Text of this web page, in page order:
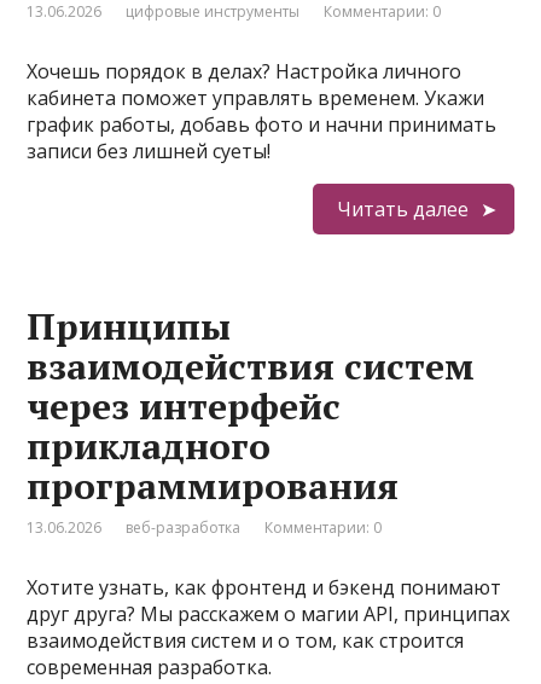
13.06.2026 цифровые инструменты Комментарии: 0
Хочешь порядок в делах? Настройка личного
кабинета поможет управлять временем. Укажи
график работы, добавь фото и начни принимать
записи без лишней суеты!
Читать далее
Принципы
взаимодействия систем
через интерфейс
прикладного
программирования
13.06.2026 веб-разработка Комментарии: 0
Хотите узнать, как фронтенд и бэкенд понимают
друг друга? Мы расскажем о магии API, принципах
взаимодействия систем и о том, как строится
современная разработка.